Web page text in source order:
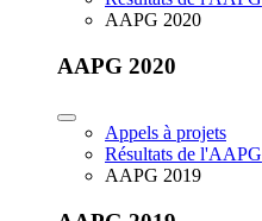
AAPG 2020
AAPG 2020
Appels à projets
Résultats de l'AAPG
AAPG 2019